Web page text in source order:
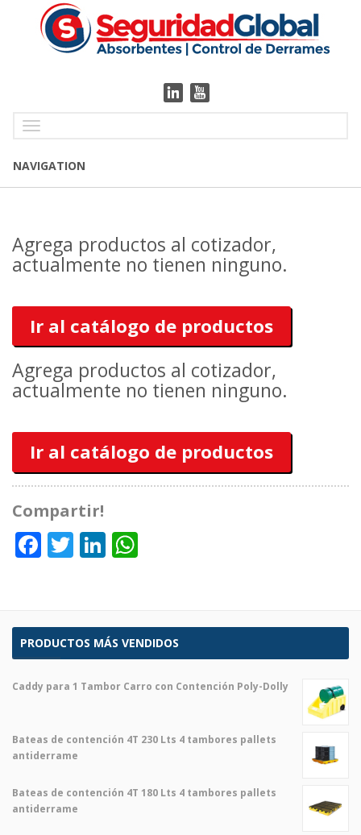
NAVIGATION
Agrega productos al cotizador,
actualmente no tienen ninguno.
Ir al catálogo de productos
Agrega productos al cotizador,
actualmente no tienen ninguno.
Ir al catálogo de productos
Compartir!
Facebook
TwitterLinkedIn
PRODUCTOS MÁS VENDIDOS
Caddy para 1 Tambor Carro con Contención Poly-Dolly
Bateas de contención 4T 230 Lts 4 tambores pallets
antiderrame
Bateas de contención 4T 180 Lts 4 tambores pallets
antiderrame